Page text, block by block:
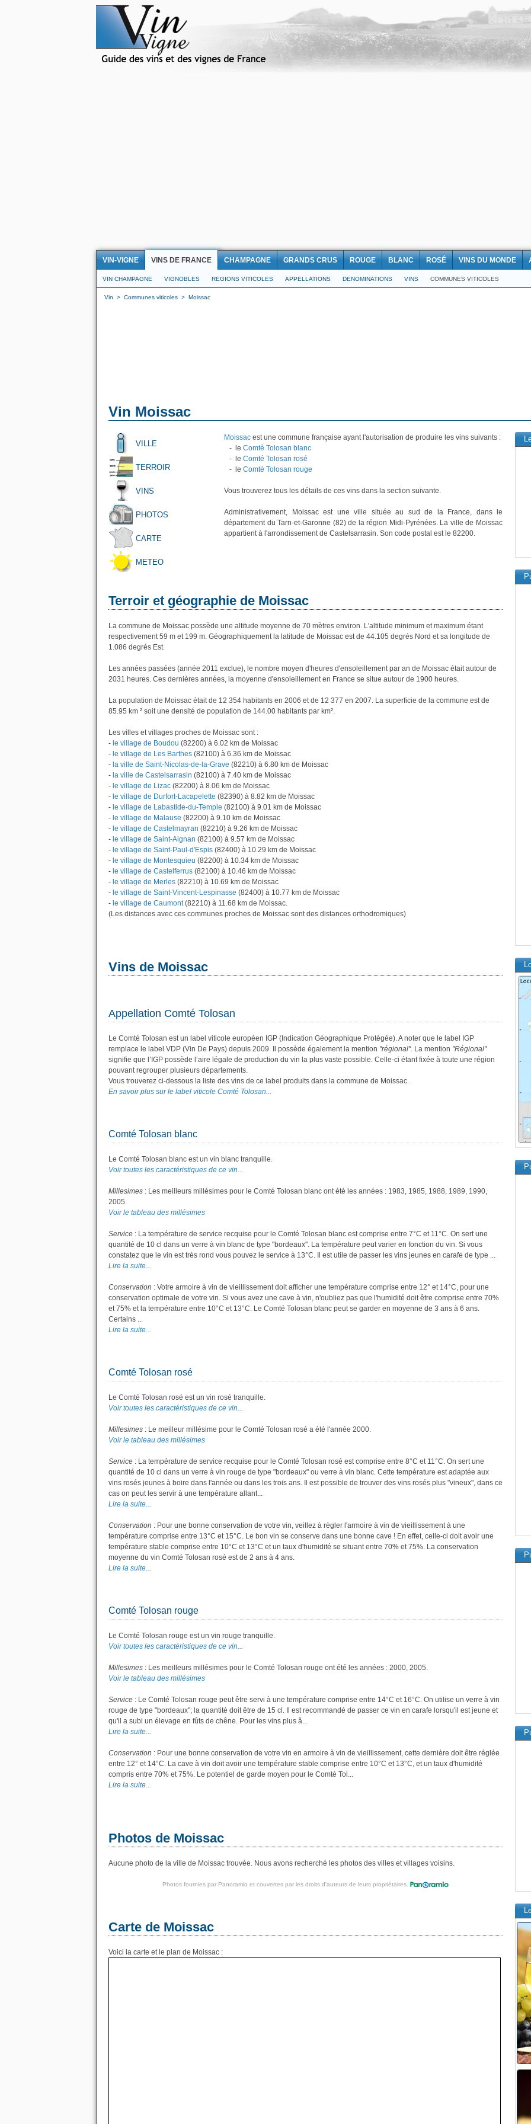
VIN-VIGNE VINS DE FRANCE CHAMPAGNE GRANDS CRUS ROUGE BLANC ROSÉ VINS DU MONDE
VIN CHAMPAGNE VIGNOBLES REGIONS VITICOLES APPELLATIONS DENOMINATIONS VINS COMMUNES VITICOLES
Vin > Communes viticoles > Moissac
Vin Moissac
VILLE
TERROIR
VINS
PHOTOS
CARTE
METEO
Moissac est une commune française ayant l'autorisation de produire les vins suivants :
- le Comté Tolosan blanc
- le Comté Tolosan rosé
- le Comté Tolosan rouge
Vous trouverez tous les détails de ces vins dans la section suivante.
Administrativement, Moissac est une ville située au sud de la France, dans le
département du Tarn-et-Garonne (82) de la région Midi-Pyrénées. La ville de Moissac
appartient à l'arrondissement de Castelsarrasin. Son code postal est le 82200.
Terroir et géographie de Moissac
La commune de Moissac possède une altitude moyenne de 70 mètres environ. L'altitude minimum et maximum étant
respectivement 59 m et 199 m. Géographiquement la latitude de Moissac est de 44.105 degrés Nord et sa longitude de
1.086 degrés Est.
Les années passées (année 2011 exclue), le nombre moyen d'heures d'ensoleillement par an de Moissac était autour de
2031 heures. Ces dernières années, la moyenne d'ensoleillement en France se situe autour de 1900 heures.
La population de Moissac était de 12 354 habitants en 2006 et de 12 377 en 2007. La superficie de la commune est de
85.95 km ² soit une densité de population de 144.00 habitants par km².
Les villes et villages proches de Moissac sont :
- le village de Boudou (82200) à 6.02 km de Moissac
- le village de Les Barthes (82100) à 6.36 km de Moissac
- la ville de Saint-Nicolas-de-la-Grave (82210) à 6.80 km de Moissac
- la ville de Castelsarrasin (82100) à 7.40 km de Moissac
- le village de Lizac (82200) à 8.06 km de Moissac
- le village de Durfort-Lacapelette (82390) à 8.82 km de Moissac
- le village de Labastide-du-Temple (82100) à 9.01 km de Moissac
- le village de Malause (82200) à 9.10 km de Moissac
- le village de Castelmayran (82210) à 9.26 km de Moissac
- le village de Saint-Aignan (82100) à 9.57 km de Moissac
- le village de Saint-Paul-d'Espis (82400) à 10.29 km de Moissac
- le village de Montesquieu (82200) à 10.34 km de Moissac
- le village de Castelferrus (82100) à 10.46 km de Moissac
- le village de Merles (82210) à 10.69 km de Moissac
- le village de Saint-Vincent-Lespinasse (82400) à 10.77 km de Moissac
- le village de Caumont(82210) à 11.68 km de Moissac.
(Les distances avec ces communes proches de Moissac sont des distances orthodromiques)
Vins de Moissac
Appellation Comté Tolosan
Le Comté Tolosan est un label viticole européen IGP (Indication Géographique Protégée). A noter que le label IGP
remplace le label VDP (Vin De Pays) depuis 2009. Il possède également la mention "régional". La mention "Régional"
signifie que l’IGP possède l’aire légale de production du vin la plus vaste possible. Celle-ci étant fixée à toute une région
pouvant regrouper plusieurs départements.
Vous trouverez ci-dessous la liste des vins de ce label produits dans la commune de Moissac.
En savoir plus sur le label viticole Comté Tolosan...
Comté Tolosan blanc
Le Comté Tolosan blanc est un vin blanc tranquille.
Voir toutes les caractéristiques de ce vin...
Millesimes : Les meilleurs millésimes pour le Comté Tolosan blanc ont été les années : 1983, 1985, 1988, 1989, 1990,
2005.
Voir le tableau des millésimes
Service : La température de service recquise pour le Comté Tolosan blanc est comprise entre 7°C et 11°C. On sert une
quantité de 10 cl dans un verre à vin blanc de type "bordeaux". La température peut varier en fonction du vin. Si vous
constatez que le vin est très rond vous pouvez le service à 13°C. Il est utile de passer les vins jeunes en carafe de type ...
Lire la suite...
Conservation : Votre armoire à vin de vieillissement doit afficher une température comprise entre 12° et 14°C, pour une
conservation optimale de votre vin. Si vous avez une cave à vin, n'oubliez pas que l'humidité doit être comprise entre 70%
et 75% et la température entre 10°C et 13°C. Le Comté Tolosan blanc peut se garder en moyenne de 3 ans à 6 ans.
Certains ...
Lire la suite...
Comté Tolosan rosé
Le Comté Tolosan rosé est un vin rosé tranquille.
Voir toutes les caractéristiques de ce vin...
Millesimes : Le meilleur millésime pour le Comté Tolosan rosé a été l'année 2000.
Voir le tableau des millésimes
Service : La température de service recquise pour le Comté Tolosan rosé est comprise entre 8°C et 11°C. On sert une
quantité de 10 cl dans un verre à vin rouge de type "bordeaux" ou verre à vin blanc. Cette température est adaptée aux
vins rosés jeunes à boire dans l'année ou dans les trois ans. Il est possible de trouver des vins rosés plus "vineux", dans ce
cas on peut les servir à une température allant...
Lire la suite...
Conservation : Pour une bonne conservation de votre vin, veillez à règler l'armoire à vin de vieillissement à une
température comprise entre 13°C et 15°C. Le bon vin se conserve dans une bonne cave ! En effet, celle-ci doit avoir une
température stable comprise entre 10°C et 13°C et un taux d'humidité se situant entre 70% et 75%. La conservation
moyenne du vin Comté Tolosan rosé est de 2 ans à 4 ans.
Lire la suite...
Comté Tolosan rouge
Le Comté Tolosan rouge est un vin rouge tranquille.
Voir toutes les caractéristiques de ce vin...
Millesimes : Les meilleurs millésimes pour le Comté Tolosan rouge ont été les années : 2000, 2005.
Voir le tableau des millésimes
Service : Le Comté Tolosan rouge peut être servi à une température comprise entre 14°C et 16°C. On utilise un verre à vin
rouge de type "bordeaux"; la quantité doit être de 15 cl. Il est recommandé de passer ce vin en carafe lorsqu'il est jeune et
qu'il a subi un élevage en fûts de chêne. Pour les vins plus â...
Lire la suite...
Conservation : Pour une bonne conservation de votre vin en armoire à vin de vieillissement, cette dernière doit être réglée
entre 12° et 14°C. La cave à vin doit avoir une température stable comprise entre 10°C et 13°C, et un taux d'humidité
compris entre 70% et 75%. Le potentiel de garde moyen pour le Comté Tol...
Lire la suite...
Photos de Moissac
Aucune photo de la ville de Moissac trouvée. Nous avons recherché les photos des villes et villages voisins.
Photos fournies par Panoramio et couvertes par les droits d'auteurs de leurs propriétaires.
Carte de Moissac
Voici la carte et le plan de Moissac :